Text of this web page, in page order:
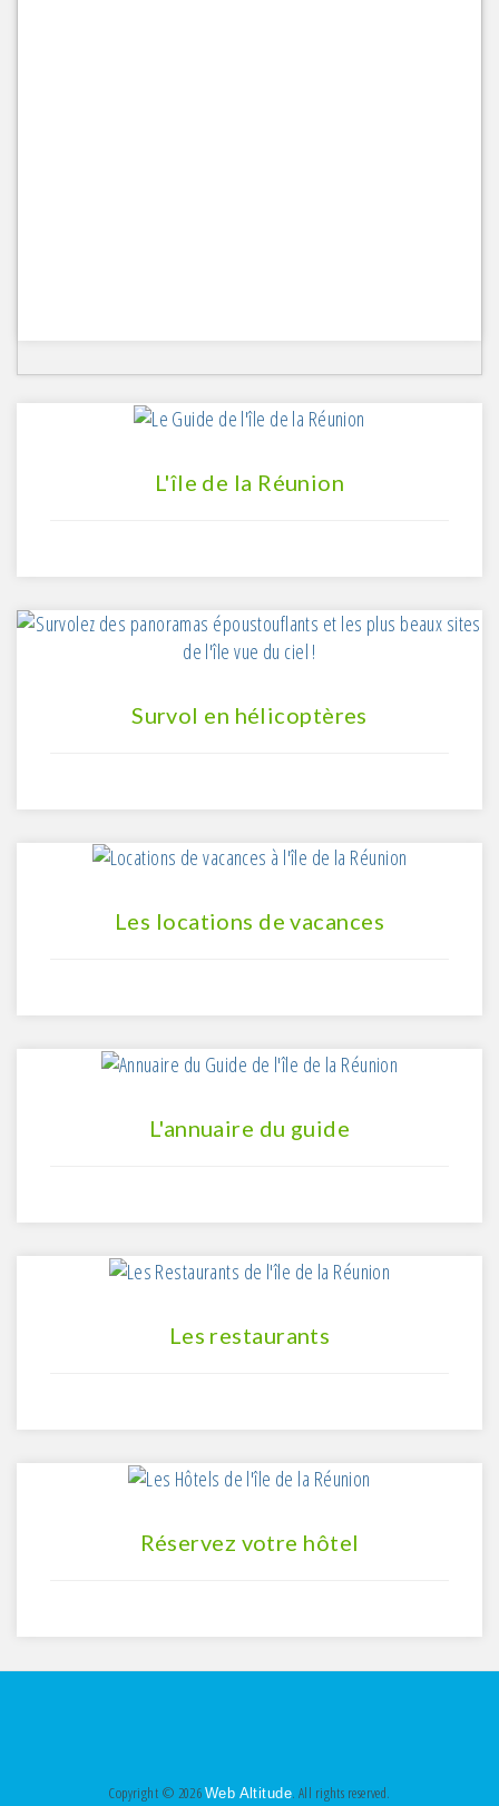
L'île de la Réunion
Survol en hélicoptères
Les locations de vacances
L'annuaire du guide
Les restaurants
Réservez votre hôtel
Copyright © 2026 Web Altitude. All rights reserved.